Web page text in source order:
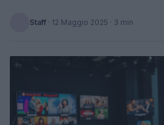
Staff · 12 Maggio 2025 · 3 min